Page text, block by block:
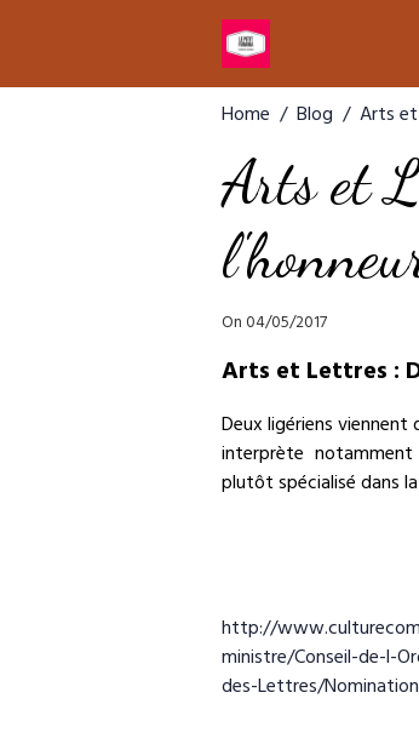
Home Blog Arts
Arts et
On 04/05/2017
Arts et Lettres :
Deux ligériens
interprète
plutôt spécialisé dans
http://
ministre/Conseil-de-l-
des-Lettres/